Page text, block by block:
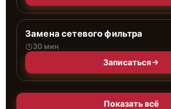
Замена сетевого фильтра
30 мин
Записаться
Показать всё